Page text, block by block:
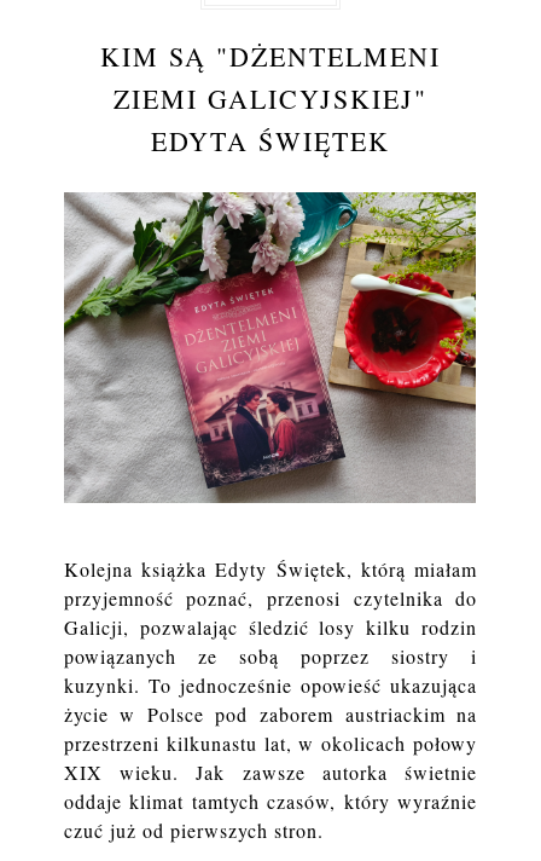
KIM SĄ "DŻENTELMENI
ZIEMI GALICYJSKIEJ"
EDYTA ŚWIĘTEK
Kolejna książka Edyty Świętek, którą miałam
przyjemność poznać, przenosi czytelnika do
Galicji, pozwalając śledzić losy kilku rodzin
powiązanych ze sobą poprzez siostry i
kuzynki. To jednocześnie opowieść ukazująca
życie w Polsce pod zaborem austriackim na
przestrzeni kilkunastu lat, w okolicach połowy
XIX wieku. Jak zawsze autorka świetnie
oddaje klimat tamtych czasów, który wyraźnie
czuć już od pierwszych stron.